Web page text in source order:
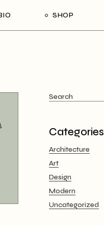
SHOP
Categories
Architecture
Art
Design
Modern
Uncategorized